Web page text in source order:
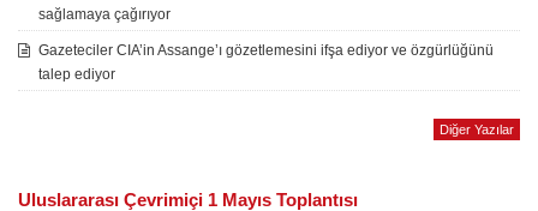
sağlamaya çağırıyor
Gazeteciler CIA’in Assange’ı gözetlemesini ifşa ediyor ve özgürlüğünü
talep ediyor
Diğer Yazılar
Uluslararası Çevrimiçi 1 Mayıs Toplantısı